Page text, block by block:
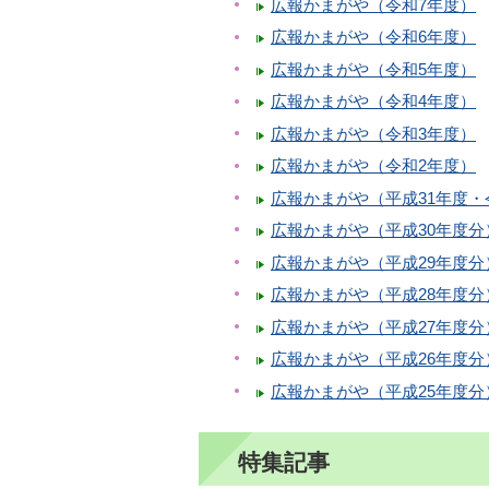
広報かまがや（令和7年度）
広報かまがや（令和6年度）
広報かまがや（令和5年度）
広報かまがや（令和4年度）
広報かまがや（令和3年度）
広報かまがや（令和2年度）
広報かまがや（平成31年度・
広報かまがや（平成30年度分
広報かまがや（平成29年度分
広報かまがや（平成28年度分
広報かまがや（平成27年度分
広報かまがや（平成26年度分
広報かまがや（平成25年度分
特集記事